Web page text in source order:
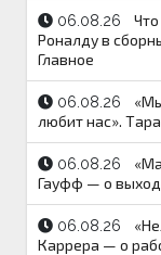
06.08.26
Роналду в
Главное
06.08.26
любит нас».
06.08.26
Гауфф — о
06.08.26
Каррера — о